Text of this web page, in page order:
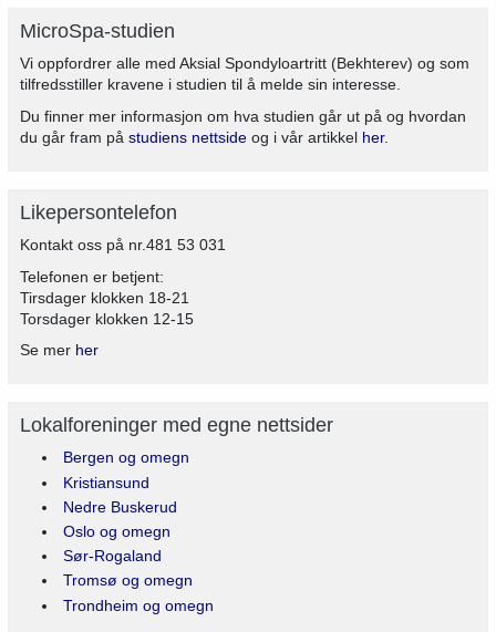
MicroSpa-studien
Vi oppfordrer alle med Aksial Spondyloartritt (Bekhterev) og som
tilfredsstiller kravene i studien til å melde sin interesse.
Du finner mer informasjon om hva studien går ut på og hvordan
du går fram på studiens nettside og i vår artikkel her.
Likepersontelefon
Kontakt oss på nr.481 53 031
Telefonen er betjent:
Tirsdager klokken 18-21
Torsdager klokken 12-15
Se mer her
Lokalforeninger med egne nettsider
Bergen og omegn
Kristiansund
Nedre Buskerud
Oslo og omegn
Sør-Rogaland
Tromsø og omegn
Trondheim og omegn